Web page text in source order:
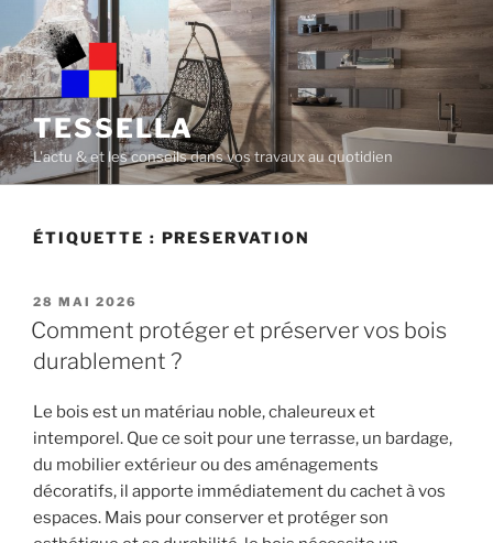
content
TESSELLA
L'actu & et les conseils dans vos travaux au quotidien
ÉTIQUETTE : PRESERVATION
POSTED
ON
28 MAI 2026
Comment protéger et préserver vos bois
durablement ?
Le bois est un matériau noble, chaleureux et
intemporel. Que ce soit pour une terrasse, un bardage,
du mobilier extérieur ou des aménagements
décoratifs, il apporte immédiatement du cachet à vos
espaces. Mais pour conserver et protéger son